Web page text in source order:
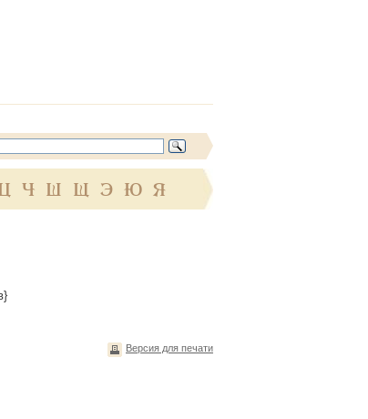
Ч Ш Щ Э Ю Я
Версия для печати